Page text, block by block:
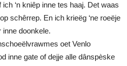
‘n kniêp inne tes haaj. Det waas
schêrrep. En ich krieëg ‘ne roeëje
doonkele.
oet Venlo
inne gate of dejje alle dânspèske